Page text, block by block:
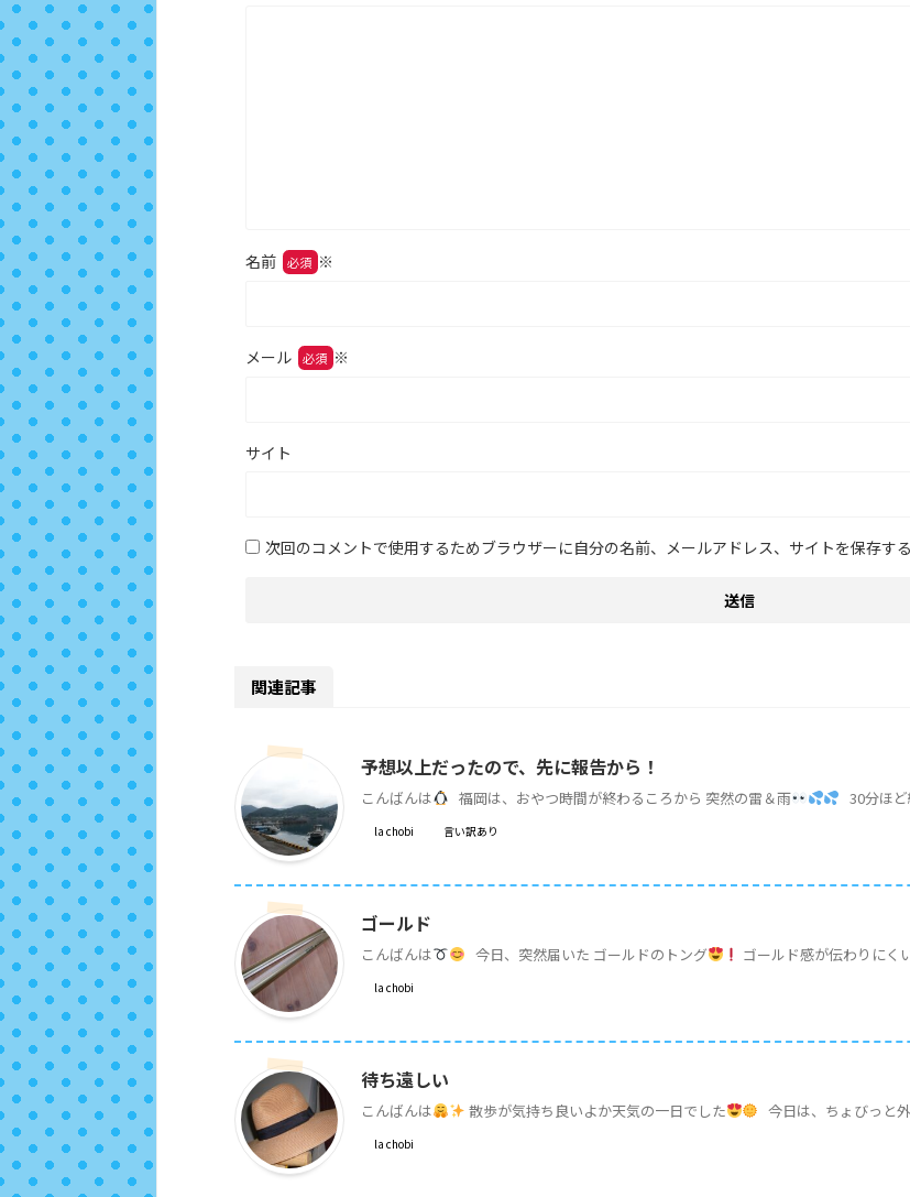
名前 ※
メール ※
サイト
次回のコメントで使用するためブラウザーに自分の名前、メールアドレス、サイトを保存する
関連記事
予想以上だったので、先に報告から！
こんばんは 福岡は、おやつ時間が終わるころから 突然の雷＆雨 30分ほ
la chobi 言い訳あり
ゴールド
こんばんは 今日、突然届いた ゴールドのトング ゴールド感が伝わりにく
la chobi
待ち遠しい
こんばんは 散歩が気持ち良いよか天気の一日でした 今日は、ちょびっと
la chobi